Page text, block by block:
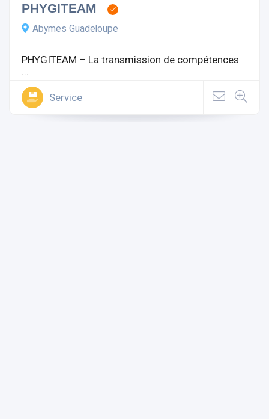
PHYGITEAM
Abymes Guadeloupe
PHYGITEAM – La transmission de compétences
...
Service